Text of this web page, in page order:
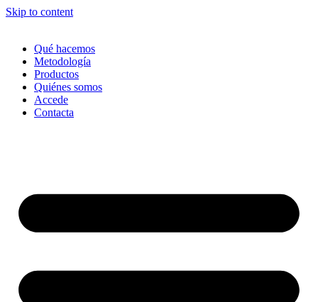
Skip to content
Qué hacemos
Metodología
Productos
Quiénes somos
Accede
Contacta